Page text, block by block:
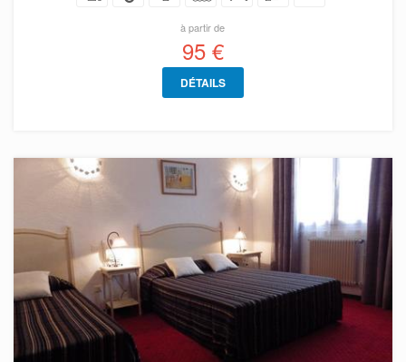
à partir de
95 €
DÉTAILS